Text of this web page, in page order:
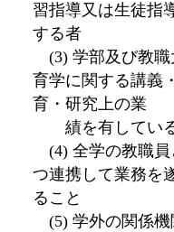
習指導又は生徒指
する者
(3) 学部及び教職
育学に関する講義
育・研究上の業
績を有してい
(4) 全学の教職員
つ連携して業務を
ること
(5) 学外の関係機